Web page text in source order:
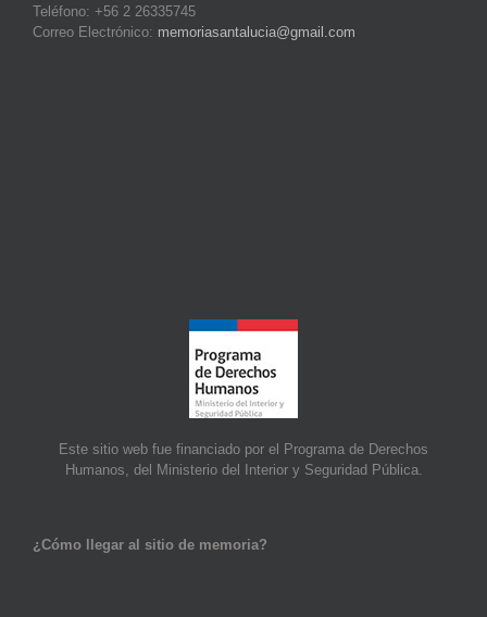
Teléfono: +56 2 26335745
Correo Electrónico: memoriasantalucia@gmail.com
Este sitio web fue financiado por el Programa de Derechos
Humanos, del Ministerio del Interior y Seguridad Pública.
¿Cómo llegar al sitio de memoria?